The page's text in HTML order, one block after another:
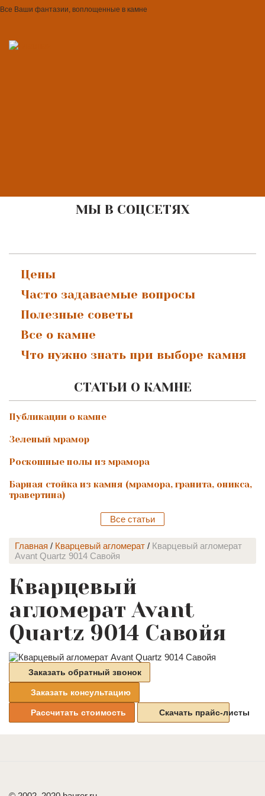
Все Ваши фантазии, воплощенные в камне
МЫ В СОЦСЕТЯХ
Цены
Часто задаваемые вопросы
Полезные советы
Все о камне
Что нужно знать при выборе камня
СТАТЬИ О КАМНЕ
Публикации о камне
Зеленый мрамор
Роскошные полы из мрамора
Барная стойка из камня (мрамора, гранита, оникса,
травертина)
Все статьи
Главная / Кварцевый агломерат / Кварцевый агломерат
Avant Quartz 9014 Савойя
Кварцевый
агломерат Avant
Quartz 9014 Савойя
Заказать обратный звонок
Заказать консультацию
Рассчитать стоимость Скачать прайс-листы